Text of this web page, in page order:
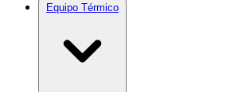
Equipo Térmico